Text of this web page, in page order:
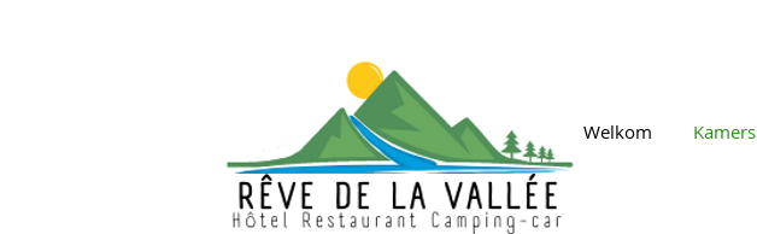
Welkom Kamers